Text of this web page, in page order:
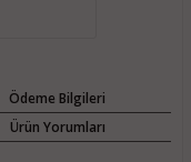
Ödeme Bilgileri
Ürün Yorumları